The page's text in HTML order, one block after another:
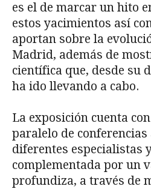
es el de marcar un hito
estos yacimientos así
aportan sobre la
Madrid, además de
científica que, desde su
ha ido llevando a cabo.
La exposición cuenta
paralelo de conferencias
diferentes especialistas
complementada por un
profundiza, a través de